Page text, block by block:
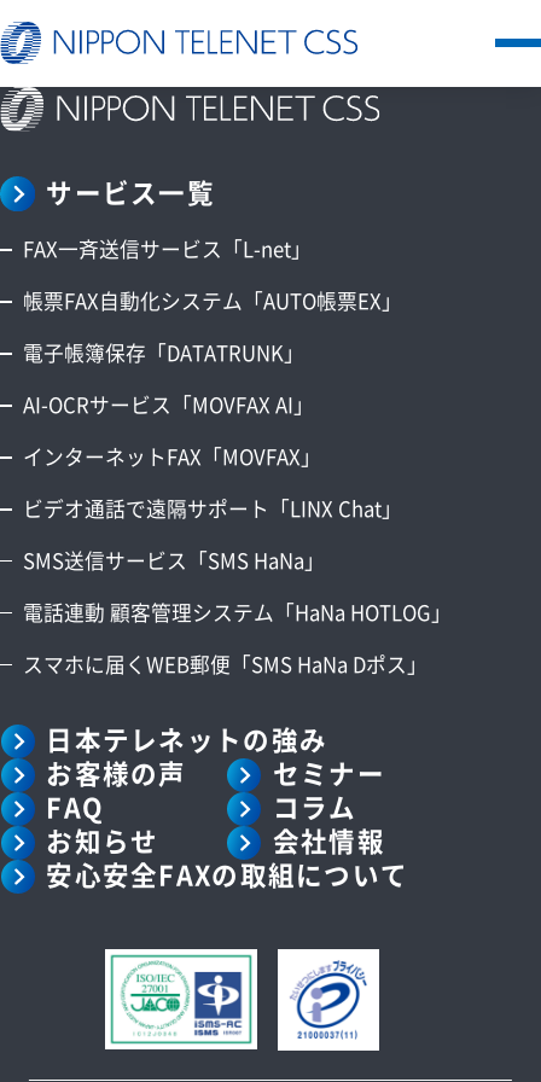
日本テレネットの強み
お客様の声
セミナー
お知らせ
会社情報
資料請求 お問い合わせ
サービス一覧
FAX一斉送信サービス「L-net」
帳票FAX自動化システム「AUTO帳票EX」
電子帳簿保存「DATATRUNK」
AI-OCRサービス「MOVFAX AI」
インターネットFAX「MOVFAX」
ビデオ通話で遠隔サポート「LINX Chat」
SMS送信サービス「SMS HaNa」
電話連動 顧客管理システム「HaNa HOTLOG」
スマホに届くWEB郵便「SMS HaNa Dポス」
日本テレネットの強み
お客様の声
セミナー
FAQ
コラム
お知らせ
会社情報
安心安全FAXの取組について